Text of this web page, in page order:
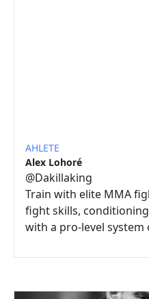
AHLETE
Alex Lohoré
@Dakillaking
Train with elite MMA
fight skills,
with a pro-level system